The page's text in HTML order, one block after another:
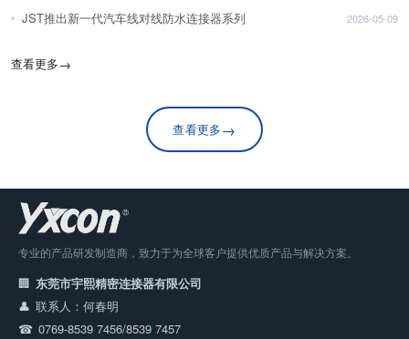
JST推出新一代汽车线对线防水连接器系列 2026-05-09
查看更多→
查看更多→
专业的产品研发制造商，致力于为全球客户提供优质产品与解决方案。
东莞市宇熙精密连接器有限公司
联系人：何春明
0769-8539 7456/8539 7457